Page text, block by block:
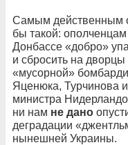
Самым действенным
бы такой:
Донбассе «добро»
и сбросить на
«мусорной»
Яценюка, Турчинова
министра
ни нам не дано
деградации
нынешней Украины.